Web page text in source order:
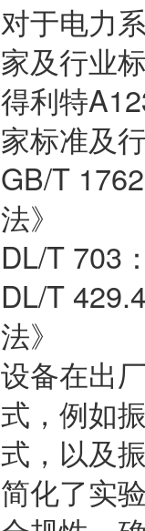
对于电力
家及行业
得利特
家标准及
GB/T
法》
DL/T 703
DL/T
法》
设备在出
式，例如
式，以及
简化了实